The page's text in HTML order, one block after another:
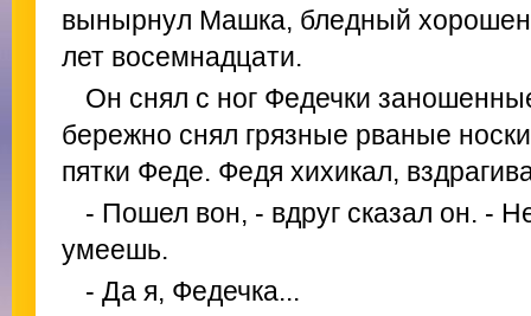
вынырнул Машка, бледный
лет восемнадцати.
Он снял с ног Федечки
бережно снял грязные рваные
пятки Феде. Федя хихикал,
- Пошел вон, - вдруг сказал он. -
умеешь.
- Да я, Федечка...